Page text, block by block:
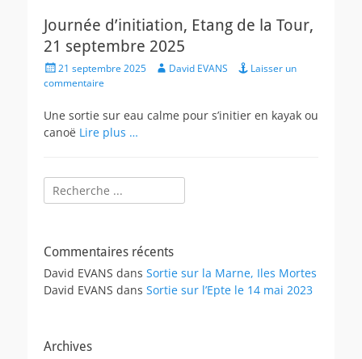
Journée d’initiation, Etang de la Tour,
21 septembre 2025
Posted
on
21 septembre 2025 AuthorDavid EVANS
Laisser un
commentaire
Une sortie sur eau calme pour s’initier en kayak ou
canoë Lire plus …
Rechercher :
Commentaires récents
David EVANS dans Sortie sur la Marne, Iles Mortes
David EVANS dans Sortie sur l’Epte le 14 mai 2023
Archives